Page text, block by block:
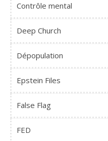
Contrôle mental
Deep Church
Dépopulation
Epstein Files
False Flag
FED